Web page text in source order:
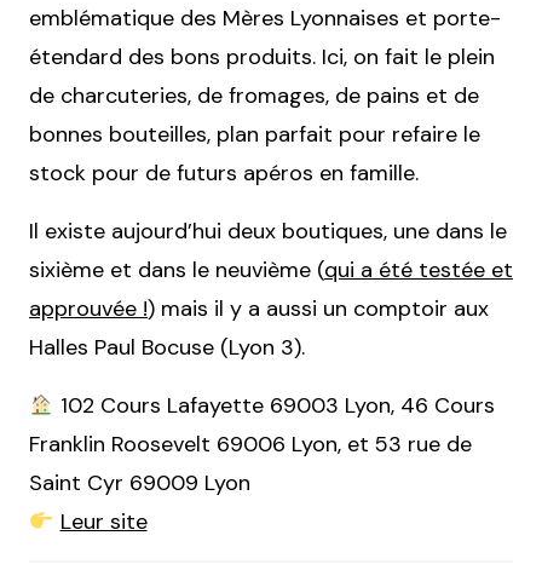
emblématique des Mères Lyonnaises et porte-
étendard des bons produits. Ici, on fait le plein
de charcuteries, de fromages, de pains et de
bonnes bouteilles, plan parfait pour refaire le
stock pour de futurs apéros en famille.
Il existe aujourd’hui deux boutiques, une dans le
sixième et dans le neuvième (qui a été testée et
approuvée !) mais il y a aussi un comptoir aux
Halles Paul Bocuse (Lyon 3).
102 Cours Lafayette 69003 Lyon, 46 Cours
Franklin Roosevelt 69006 Lyon, et 53 rue de
Saint Cyr 69009 Lyon
Leur site